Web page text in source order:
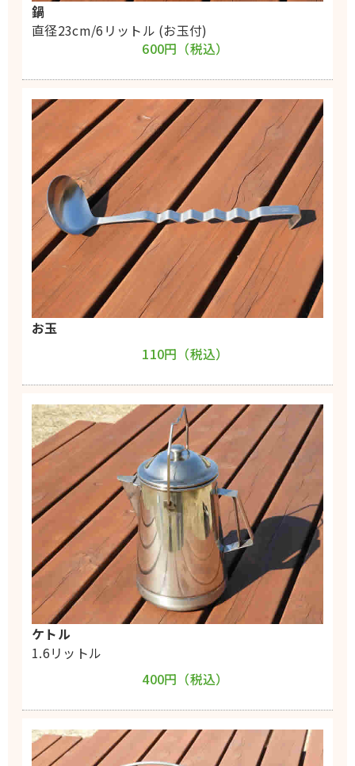
鍋
直径23cm/6リットル (お玉付)
600円（税込）
お玉
110円（税込）
ケトル
1.6リットル
400円（税込）